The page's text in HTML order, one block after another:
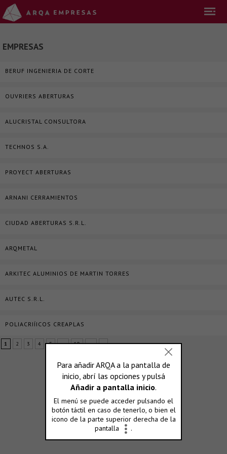
EMPRESAS
BERUF INGENIERIA DE CORTE
OUVRIERS ABERTURAS
ALUCRISTAL CONSULTORA
TECHNOS S.A.
PROYECT ABERTURAS
ARNANI CERRAMIENTOS
CIUDAD ABERTURAS S.R.L.
ARQMETAL
ARKITEC ALUMINIOS DE MARTIN TORRES
AUTEC S.R.L.
POLIACRIÍICOS CREAPLAS
1 2 3 4 5 ... 10 ... »